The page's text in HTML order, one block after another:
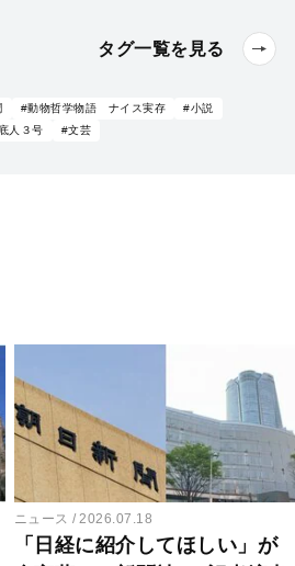
タグ一覧を見る
#動物哲学物語 ナイス実存
#小説
人３号 #文芸
ニュース 2026.07.18
「日経に紹介してほしい」が